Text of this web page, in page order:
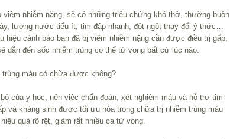
nhiễm nặng, sẽ có những triệu chứng khó thở, thường buồn
lượng nước tiểu ít, tim đập nhanh, đột ngột thay đổi ý thức…
hiệu cảnh báo bạn đã bị viêm nhiễm nặng cần được điều trị gấp,
dẫn đến sốc nhiễm trùng có thể tử vong bất cứ lúc nào.
trùng máu có chữa được không?
của y học, nên việc chẩn đoán, xét nghiệm máu và hỗ trợ tim
và kháng sinh được tối ưu hóa trong chữa trị nhiễm trùng máu
quả rõ rệt, giảm rất nhiều ca tử vong.